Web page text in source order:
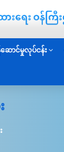
ဆောင်မှုလုပ်ငန်း